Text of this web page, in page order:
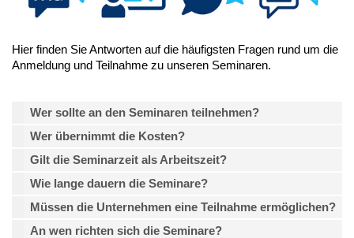
Hier finden Sie Antworten auf die häufigsten Fragen rund um die
Anmeldung und Teilnahme zu unseren Seminaren.
Wer sollte an den Seminaren teilnehmen?
Wer übernimmt die Kosten?
Gilt die Seminarzeit als Arbeitszeit?
Wie lange dauern die Seminare?
Müssen die Unternehmen eine Teilnahme ermöglichen?
An wen richten sich die Seminare?